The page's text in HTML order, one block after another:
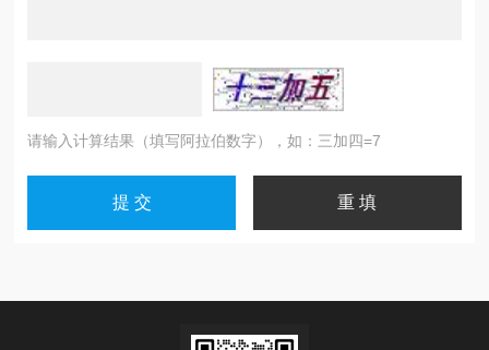
请输入计算结果（填写阿拉伯数字），如：三加四=7